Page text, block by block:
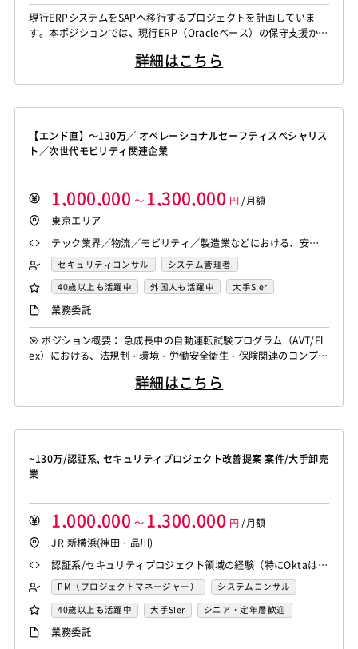
WindowsOS
Cocos2d/Cocos2d-x Unity
AWS
アジャイル開発
オブジェクト指向
MongoDB
Backbone.js Android（Java）
ファイヤーウォール
ロードバランサー
VDI
ThinClient
Citrix XenApp
Microsoft365
OracleEBS Scala
iOS（Swift）
Go言語
Hack AngularJS FuelPHP
Laravel
Elixir
BASIC
Haskell
Amazon Aurora MariaDB
DynamoDB
Redis
Play Framework Java EE
Apache Wicket
JavaServer Faces JUnit
Phalcon
Yii
Slim Framework
Knockout.js
Bootstrap LESS SASS
Cordova
Elasticsearch
Apache Solr
Amazon Redshift
Treasure Data
BigQuery
Apache Spark
Debian SUSE Linux
Unreal Engine
Final Cut Pro
Google Analytics
Adobe Analytics
Google Cloud Platform
L2スイッチ
Docker Chef
Lotus Notes
Lotus Domino
Cybozu Vim Emacs
Atom
Sublime Text
Brackets Redmine JIRA
Backlog
Pivotal Tracker
センシング領域エンジニア
HMI技術エンジニア
データサイエンティスト
セキュリティエンジニア
スクラムマスター
現行ERPシステムをSAPへ移行するプロジェクトを計画していま
す。本ポジションでは、現行ERP（Oracleベース）の保守支援か
す。ビジネスユーザーと技術チームの橋渡し役として、ユーザー支
的...
詳細はこちら
【エンド直】～130万／ オペレーショナルセーフティスペシャリス
ト／次世代モビリティ関連企業
1,000,000 ～ 1,300,000 円 /月額
東京エリア
テック業界／物流／モビリティ／製造業などにおける、安
全・法規制・オペレーションリスク管理の実務経験（3〜5年
程度） EHS基準に関する知識と実務対応経験 日本国内の安
力およびプロジェクトマネジメントスキル 社内外ステークホ
ルダーとの折衝・調整力
セキュリティコンサル
システム管理者
その他オフィスワーク
PMO
40歳以上も活躍中 外国人も活躍中
大手SIer
リモートOK
業務委託
🎯 ポジション概要： 急成長中の自動運転試験プログラム（AVT/Fl
ex）における、法規制・環境・労働安全衛生・保険関連のコンプラ
ションの信頼性を高め、スケーラブルな拡大を可能にしつつ、法的
グラ...
詳細はこちら
~130万/認証系, セキュリティプロジェクト改善提案 案件/大手卸売
業
1,000,000 ～ 1,300,000 円 /月額
JR 新横浜(神田・品川)
認証系/セキュリティプロジェクト領域の経験（特にOktaは必
須） 上記領域における改善活動に向けた施策推進 主体性をも
った行動（出来る限り社員の工数を使わずに、上記領域の内
容を巻き取っていってほしい）
PM（プロジェクトマネージャー）
システムコンサル
セキュリティコンサル
システム管理者 PMO
40歳以上も活躍中 大手SIer シニア・定年層歓迎
業務委託